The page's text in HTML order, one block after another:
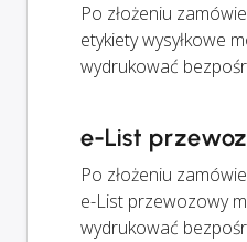
Po złożeniu
etykiety wysyłkowe
wydrukować
e-List
Po złożeniu
e-List przewozowy
wydrukować